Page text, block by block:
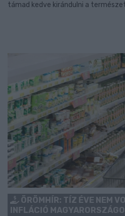
támad kedve kirándulni a
ÖRÖMHÍR: TÍZ ÉVE NEM
INFLÁCIÓ